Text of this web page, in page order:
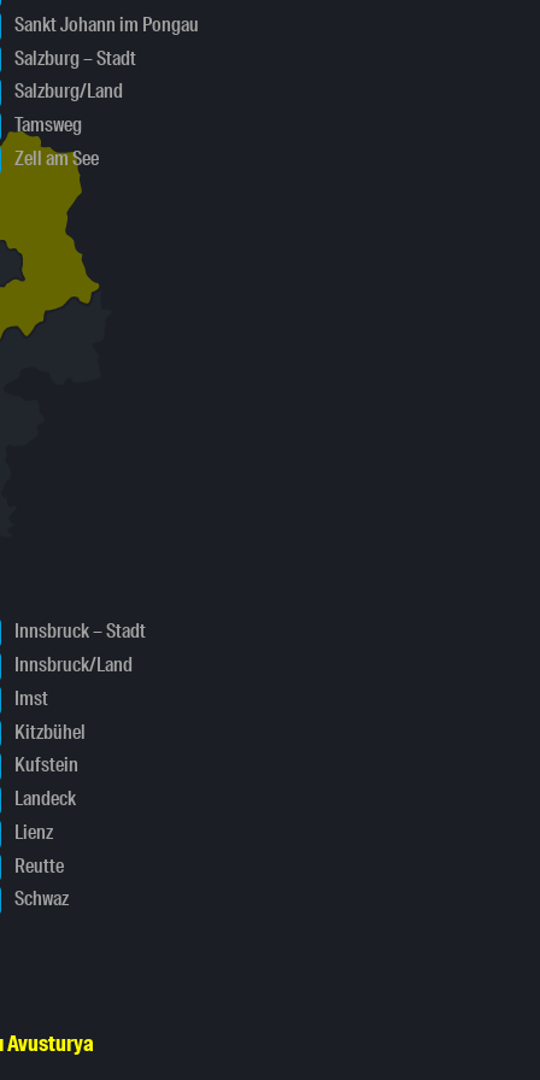
Sankt Johann im Pongau
Salzburg – Stadt
Salzburg/Land
Tamsweg
Zell am See
Innsbruck – Stadt
Innsbruck/Land
Imst
Kitzbühel
Kufstein
Landeck
Lienz
Reutte
Schwaz
Avusturya